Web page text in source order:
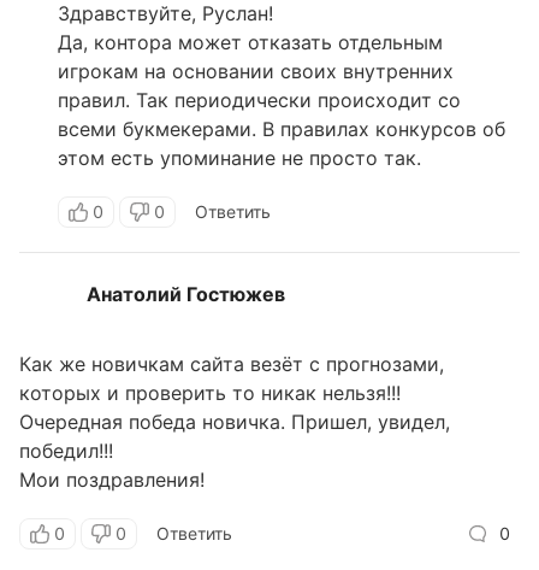
Здравствуйте, Руслан!
Да, контора может отказать отдельным
игрокам на основании своих внутренних
правил. Так периодически происходит со
всеми букмекерами. В правилах конкурсов об
этом есть упоминание не просто так.
0 0 Ответить
Анатолий Гостюжев
Как же новичкам сайта везёт с прогнозами,
которых и проверить то никак нельзя!!!
Очередная победа новичка. Пришел, увидел,
победил!!!
Мои поздравления!
0 0 Ответить 0